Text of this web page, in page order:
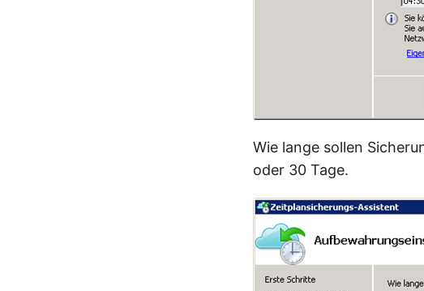
Wie lange sollen
oder 30 Tage.